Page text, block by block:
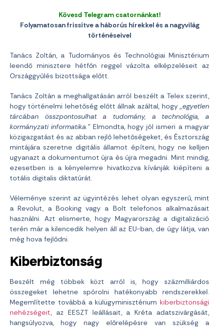
Kövesd Telegram csatornánkat!
Folyamatosan frissítve a háborús hírekkel és a nagyvilág
történéseivel
Tanács Zoltán, a Tudományos és Technológiai Minisztérium
leendő minisztere hétfőn reggel vázolta elképzeléseit az
Országgyűlés bizottsága előtt.
Tanács Zoltán a meghallgatásán arról beszélt a Telex szerint,
hogy történelmi lehetőség előtt állnak azáltal, hogy „egyetlen
tárcában összpontosulhat a tudomány, a technológia, a
kormányzati informatika.”Elmondta, hogy jól ismeri a magyar
közigazgatást és az abban rejlő lehetőségeket, és Észtország
mintájára szeretne digitális államot építeni, hogy ne kelljen
ugyanazt a dokumentumot újra és újra megadni. Mint mindig,
ezesetben is a kényelemre hivatkozva kívánják kiépíteni a
totális digitalis diktatúrát.
Véleménye szerint az ügyintézés lehet olyan egyszerű, mint
a Revolut, a Booking vagy a Bolt telefonos alkalmazásait
használni. Azt elismerte, hogy Magyarország a digitalizáció
terén már a kilencedik helyen áll az EU-ban, de úgy látja, van
még hova fejlődni.
Kiberbiztonság
Beszélt még többek közt arról is, hogy százmilliárdos
összegeket lehetne spórolni hatékonyabb rendszerekkel.
Megemlítette továbbá a külügyminisztérium kiberbiztonsági
nehézségeit, az EESZT leállásait, a Kréta adatszivárgását,
hangsúlyozva, hogy nagy előrelépésre van szükség a